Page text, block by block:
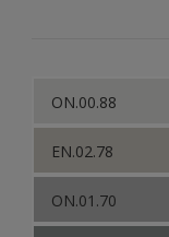
ON.00.88
EN.02.78
ON.01.70